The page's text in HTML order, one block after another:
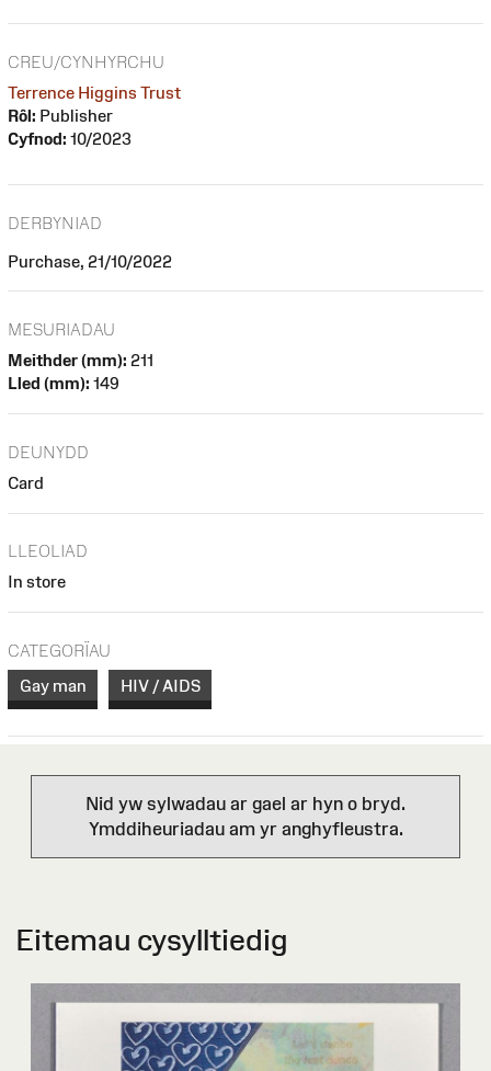
CREU/CYNHYRCHU
Terrence Higgins Trust
Rôl: Publisher
Cyfnod: 10/2023
DERBYNIAD
Purchase, 21/10/2022
MESURIADAU
Meithder (mm): 211
Lled (mm): 149
DEUNYDD
Card
LLEOLIAD
In store
CATEGORÏAU
Gay man
HIV / AIDS
Nid yw sylwadau ar gael ar hyn o bryd.
Ymddiheuriadau am yr anghyfleustra.
Eitemau cysylltiedig